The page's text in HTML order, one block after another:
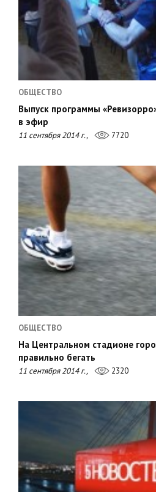
ОБЩЕСТВО
Выпуск программы
в эфир
11 сентября 2014 г., 7720
ОБЩЕСТВО
На Центральном стадионе
правильно бегать
11 сентября 2014 г., 2320